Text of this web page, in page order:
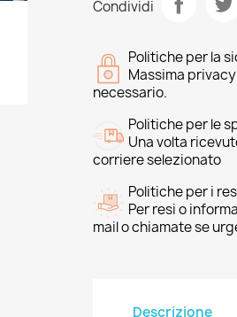
Condividi
Politiche per la
Massima
necessario.
Politiche per le
Una volta
corriere selezionato
Politiche per i
Per resi o
mail o chiamate se
Descrizione